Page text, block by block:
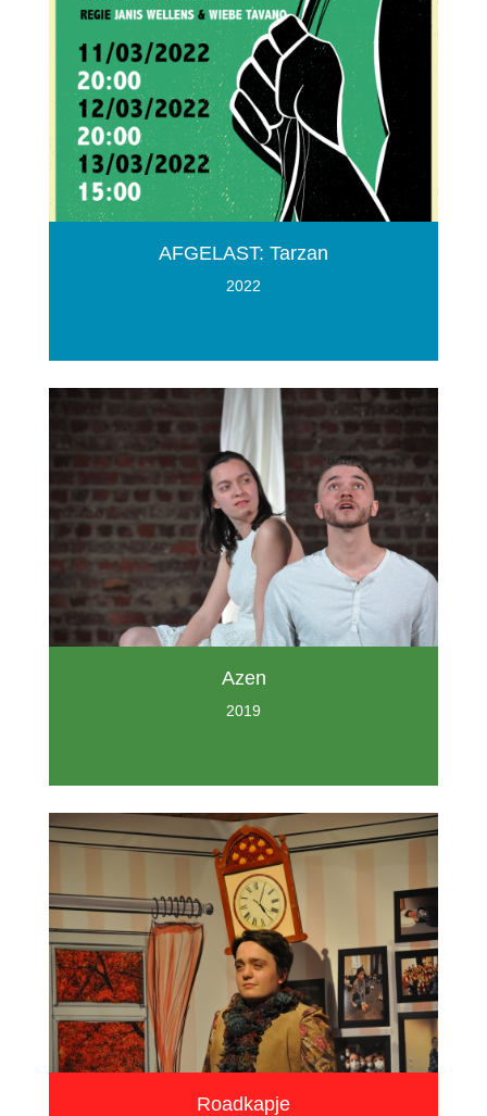
AFGELAST: Tarzan
2022
Azen
2019
Roadkapje